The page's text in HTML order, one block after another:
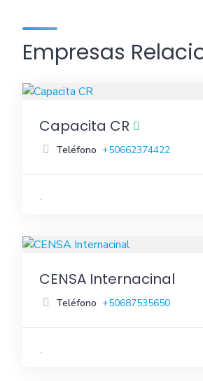
Empresas
Capacita CR
Teléfono +50662374422
CENSA Internacinal
Teléfono +50687535650